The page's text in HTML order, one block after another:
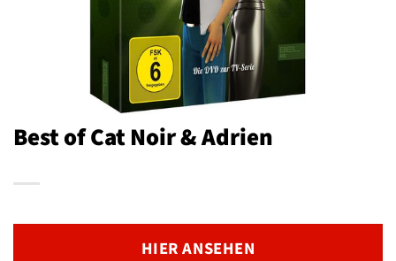
Best of Cat Noir & Adrien
HIER ANSEHEN